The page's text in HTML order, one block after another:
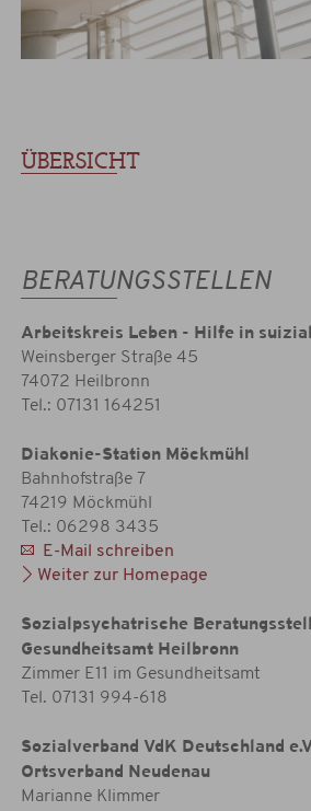
ÜBERSICHT
BERATUNGSSTELLEN
Arbeitskreis Leben - Hilfe in
Weinsberger Straße 45
74072 Heilbronn
Tel.: 07131 164251
Diakonie-Station Möckmühl
Bahnhofstraße 7
74219 Möckmühl
Tel.: 06298 3435
E-Mail schreiben
Weiter zur Homepage
Sozialpsychatrische
Gesundheitsamt Heilbronn
Zimmer E11 im Gesundheitsamt
Tel. 07131 994-618
Sozialverband VdK Deutschland
Ortsverband Neudenau
Marianne Klimmer